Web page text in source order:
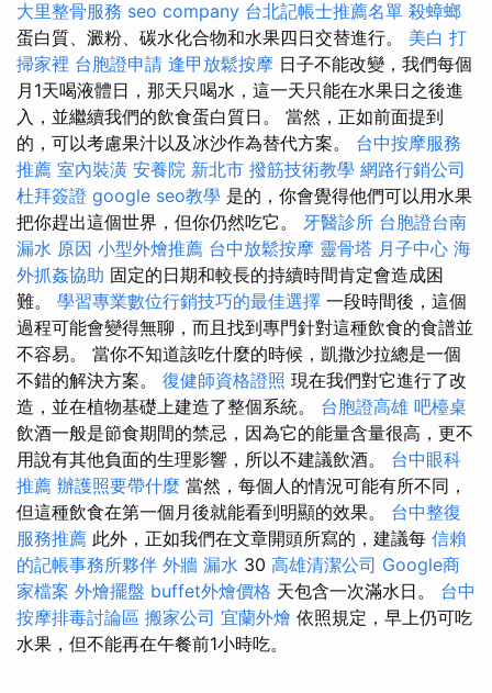
大里整骨服務 seo company 台北記帳士推薦名單 殺蟑螂
蛋白質、澱粉、碳水化合物和水果四日交替進行。 美白 打
掃家裡 台胞證申請 逢甲放鬆按摩 日子不能改變，我們每個
月1天喝液體日，那天只喝水，這一天只能在水果日之後進
入，並繼續我們的飲食蛋白質日。 當然，正如前面提到
的，可以考慮果汁以及冰沙作為替代方案。 台中按摩服務
推薦 室內裝潢 安養院 新北市 撥筋技術教學 網路行銷公司
杜拜簽證 google seo教學 是的，你會覺得他們可以用水果
把你趕出這個世界，但你仍然吃它。 牙醫診所 台胞證台南
漏水 原因 小型外燴推薦 台中放鬆按摩 靈骨塔 月子中心 海
外抓姦協助 固定的日期和較長的持續時間肯定會造成困
難。 學習專業數位行銷技巧的最佳選擇 一段時間後，這個
過程可能會變得無聊，而且找到專門針對這種飲食的食譜並
不容易。 當你不知道該吃什麼的時候，凱撒沙拉總是一個
不錯的解決方案。 復健師資格證照 現在我們對它進行了改
造，並在植物基礎上建造了整個系統。 台胞證高雄 吧檯桌
飲酒一般是節食期間的禁忌，因為它的能量含量很高，更不
用說有其他負面的生理影響，所以不建議飲酒。 台中眼科
推薦 辦護照要帶什麼 當然，每個人的情況可能有所不同，
但這種飲食在第一個月後就能看到明顯的效果。 台中整復
服務推薦 此外，正如我們在文章開頭所寫的，建議每 信賴
的記帳事務所夥伴 外牆 漏水 30 高雄清潔公司 Google商
家檔案 外燴擺盤 buffet外燴價格 天包含一次滿水日。 台中
按摩排毒討論區 搬家公司 宜蘭外燴 依照規定，早上仍可吃
水果，但不能再在午餐前1小時吃。